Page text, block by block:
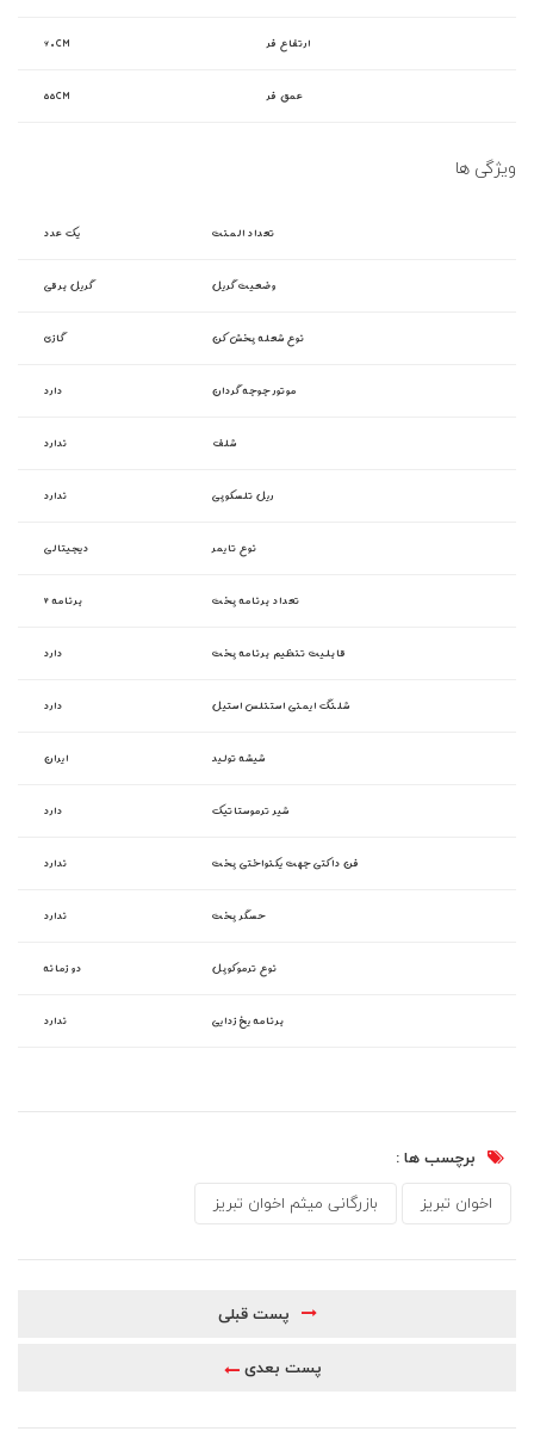
۶۰CM ارتفاع فر
۵۵CM عمق فر
ویژگی ها
یک عدد تعداد المنت
گریل برقی وضعیت گریل
گازی نوع شعله پخش کن
دارد موتور جوجه گردان
ندارد شلف
ندارد ریل تلسکوپی
دیجیتالی نوع تایمر
۲ برنامه تعداد برنامه پخت
دارد قابلیت تنظیم برنامه پخت
دارد شلنگ ایمنی استنلس استیل
ایران شیشه تولید
دارد شیر ترموستاتیک
ندارد فن داکتی جهت یکنواختی پخت
ندارد حسگر پخت
دو زمانه نوع ترموکوپل
ندارد برنامه یخ زدایی
برچسب ها :
اخوان تبریز
بازرگانی میثم اخوان تبریز
پست قبلی
پست بعدی